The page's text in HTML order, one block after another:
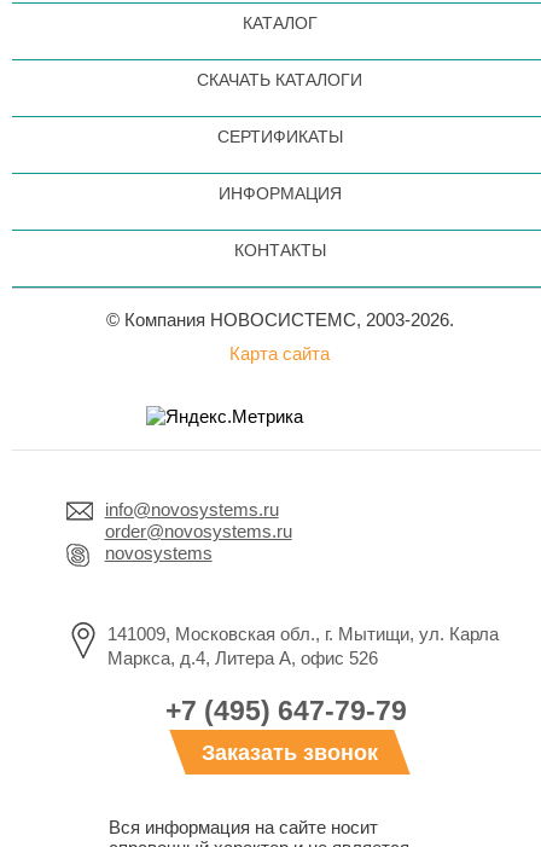
КАТАЛОГ
СКАЧАТЬ КАТАЛОГИ
СЕРТИФИКАТЫ
ИНФОРМАЦИЯ
КОНТАКТЫ
© Компания НОВОСИСТЕМС, 2003-2026.
Карта сайта
info@novosystems.ru
order@novosystems.ru
novosystems
141009, Московская обл., г. Мытищи, ул. Карла
Маркса, д.4, Литера А, офис 526
+7 (495) 647-79-79
Заказать звонок
Вся информация на сайте носит